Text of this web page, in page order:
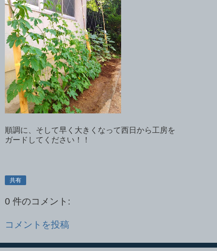
順調に、そして早く大きくなって西日から工房を
ガードしてください！！
共有
0 件のコメント:
コメントを投稿